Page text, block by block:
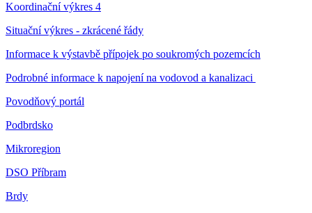
Koordinační výkres 4
Situační výkres - zkrácené řády
Informace k výstavbě přípojek po soukromých pozemcích
Podrobné informace k napojení na vodovod a kanalizaci
Povodňový portál
Podbrdsko
Mikroregion
DSO Příbram
Brdy